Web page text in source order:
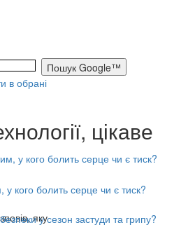
в обрані
цікаве
у кого болить серце чи є тиск?
яку